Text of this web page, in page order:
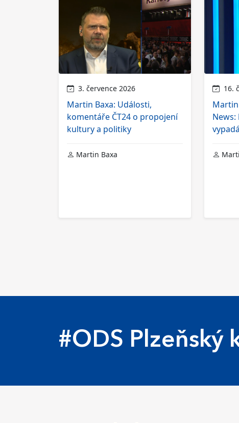
3. července 2026
Martin Baxa: Události,
komentáře ČT24 o propojení
kultury a politiky
Martin Baxa
16.
Martin
News:
vypadá
#ODS Plzeňský